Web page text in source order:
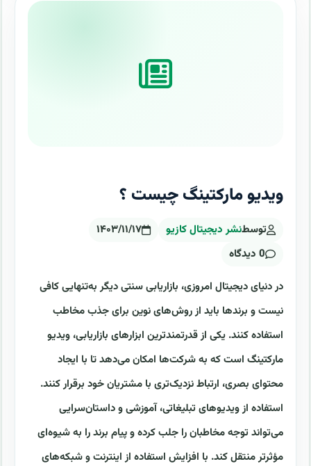
ویدیو مارکتینگ چیست ؟
توسطنشر دیجیتال کازیو
۱۴۰۳/۱۱/۱۷
0 دیدگاه
در دنیای دیجیتال امروزی، بازاریابی سنتی دیگر به‌تنهایی کافی
نیست و برندها باید از روش‌های نوین برای جذب مخاطب
استفاده کنند. یکی از قدرتمندترین ابزارهای بازاریابی، ویدیو
مارکتینگ است که به شرکت‌ها امکان می‌دهد تا با ایجاد
محتوای بصری، ارتباط نزدیک‌تری با مشتریان خود برقرار کنند.
استفاده از ویدیوهای تبلیغاتی، آموزشی و داستان‌سرایی
می‌تواند توجه مخاطبان را جلب کرده و پیام برند را به شیوه‌ای
مؤثرتر منتقل کند. با افزایش استفاده از اینترنت و شبکه‌های